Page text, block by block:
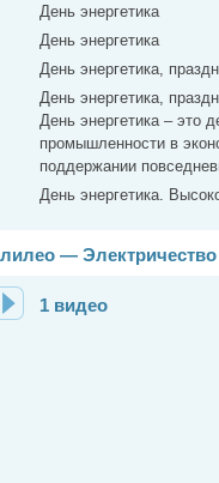
День энергетика
День энергетика
День энергетика,
День энергетика,
День энергетика – это
промышленности в
поддержании
День энергетика.
— Электричество
1 видео